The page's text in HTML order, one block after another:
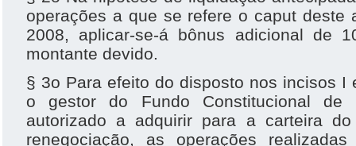
operações a que se refere o caput deste
2008, aplicar-se-á bônus adicional de
montante devido.
§ 3o Para efeito do disposto nos incisos I
o gestor do Fundo Constitucional de
autorizado a adquirir para a carteira
renegociação, as operações